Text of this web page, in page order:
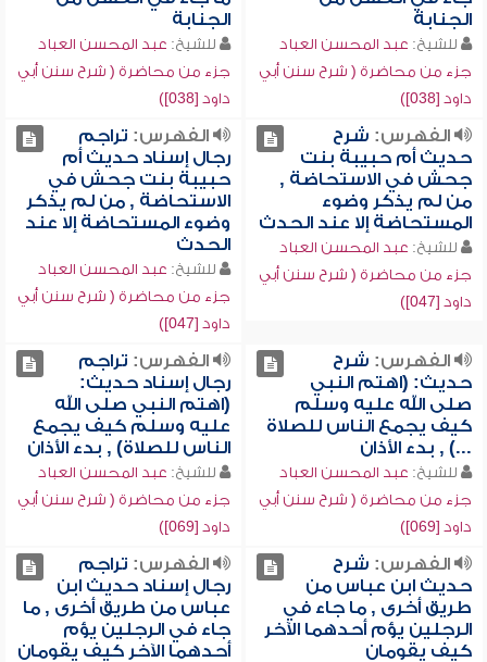
الجنابة
للشيخ: عبد المحسن العباد
جزء من محاضرة ( شرح سنن أبي
داود [038])
الجنابة
للشيخ: عبد المحسن العباد
جزء من محاضرة ( شرح سنن أبي
داود [038])
الفهرس: شرح
حديث أم حبيبة بنت
جحش في الاستحاضة ,
من لم يذكر وضوء
المستحاضة إلا عند الحدث
للشيخ: عبد المحسن العباد
جزء من محاضرة ( شرح سنن أبي
داود [047])
الفهرس: تراجم
رجال إسناد حديث أم
حبيبة بنت جحش في
الاستحاضة , من لم يذكر
وضوء المستحاضة إلا عند
الحدث
للشيخ: عبد المحسن العباد
جزء من محاضرة ( شرح سنن أبي
داود [047])
الفهرس: شرح
حديث: (اهتم النبي
صلى الله عليه وسلم
كيف يجمع الناس للصلاة
...) , بدء الأذان
للشيخ: عبد المحسن العباد
جزء من محاضرة ( شرح سنن أبي
داود [069])
الفهرس: تراجم
رجال إسناد حديث:
(اهتم النبي صلى الله
عليه وسلم كيف يجمع
الناس للصلاة) , بدء الأذان
للشيخ: عبد المحسن العباد
جزء من محاضرة ( شرح سنن أبي
داود [069])
الفهرس: شرح
حديث ابن عباس من
طريق أخرى , ما جاء في
الرجلين يؤم أحدهما الآخر
كيف يقومان
الفهرس: تراجم
رجال إسناد حديث ابن
عباس من طريق أخرى , ما
جاء في الرجلين يؤم
أحدهما الآخر كيف يقومان